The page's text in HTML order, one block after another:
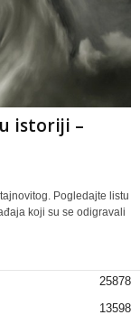
istoriji –
Pogledajte listu
koji su se odigravali
25878
13598